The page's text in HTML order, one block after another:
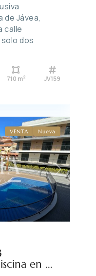
de Jávea,
calle
dos
710 m2 JV159
Next
VENTA Nueva
en ...